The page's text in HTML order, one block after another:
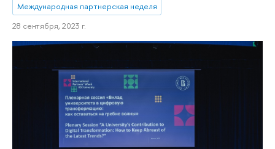
Международная партнерская неделя
28 сентября, 2023 г.